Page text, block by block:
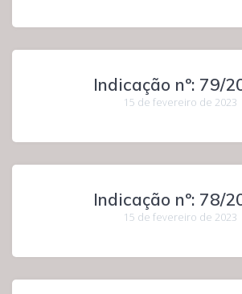
Indicação nº: 79/
15 de fevereiro de 2023
Indicação nº: 78/
15 de fevereiro de 2023